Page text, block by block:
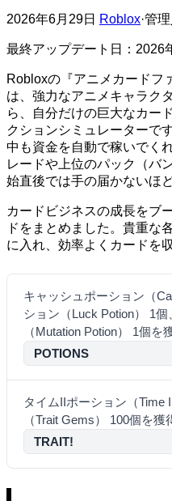
2026年6月29日 Roblox·管理
最終アップデート日：2026
Robloxの『アニメカードフ
は、強力なアニメキャラク
ら、自分だけの巨大なカー
クションシミュレーターで
中も資金を自動で稼いでく
レードや上位のパック（バ
始直後では手の届かないほ
カードビジネスの成長をブ
ドをまとめました。貴重な
に入れ、効率よくカードを
キャッシュポーション（
ション（Luck Potion） 1
（Mutation Potion） 1個を
POTIONS
タイムIIポーション（Time
（Trait Gems） 100個を獲
TRAIT!